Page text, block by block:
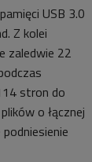
USB 3.0
Z kolei
zaledwie 22
stron do
o łącznej